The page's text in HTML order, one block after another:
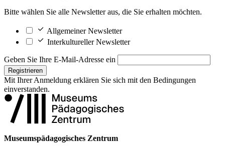
Bitte wählen Sie alle Newsletter aus, die Sie erhalten möchten.
Allgemeiner Newsletter
Interkultureller Newsletter
Geben Sie Ihre E-Mail-Adresse ein
Registrieren
Mit Ihrer Anmeldung erklären Sie sich mit den Bedingungen
einverstanden.
Museumspädagogisches Zentrum